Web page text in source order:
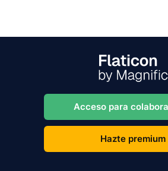
Acceso para
Hazte premium